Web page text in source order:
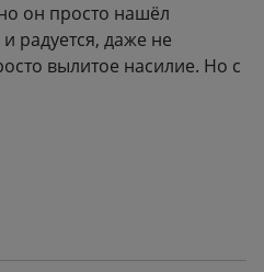
он просто нашёл
радуется, даже не
вылитое насилие. Но с
и то как это
быстро и ничего не
Я подумаю буду ли